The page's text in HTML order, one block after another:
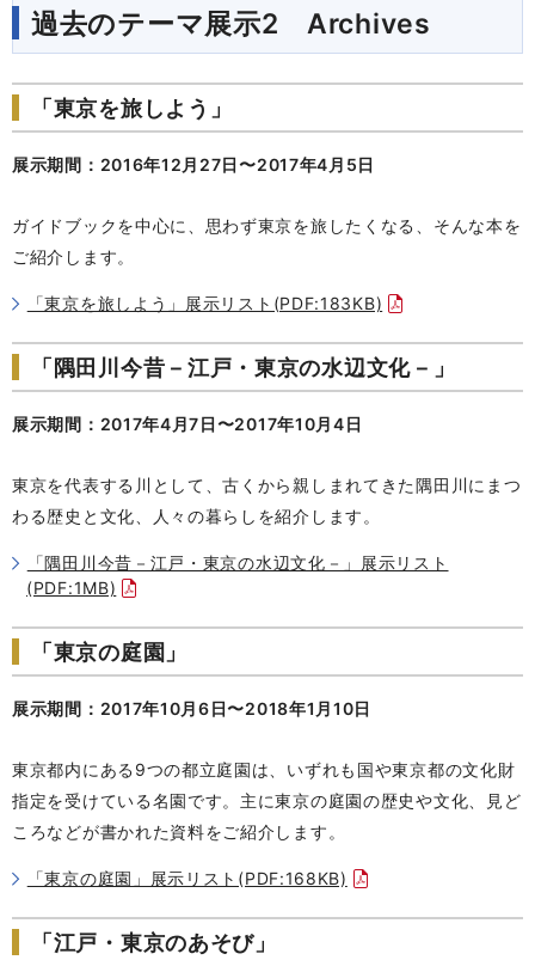
過去のテーマ展示2 Archives
「東京を旅しよう」
展示期間：2016年12月27日〜2017年4月5日
ガイドブックを中心に、思わず東京を旅したくなる、そんな本を
ご紹介します。
「東京を旅しよう」展示リスト(PDF:183KB)
「隅田川今昔－江戸・東京の水辺文化－」
展示期間：2017年4月7日〜2017年10月4日
東京を代表する川として、古くから親しまれてきた隅田川にまつ
わる歴史と文化、人々の暮らしを紹介します。
「隅田川今昔－江戸・東京の水辺文化－」展示リスト
(PDF:1MB)
「東京の庭園」
展示期間：2017年10月6日〜2018年1月10日
東京都内にある9つの都立庭園は、いずれも国や東京都の文化財
指定を受けている名園です。主に東京の庭園の歴史や文化、見ど
ころなどが書かれた資料をご紹介します。
「東京の庭園」展示リスト(PDF:168KB)
「江戸・東京のあそび」